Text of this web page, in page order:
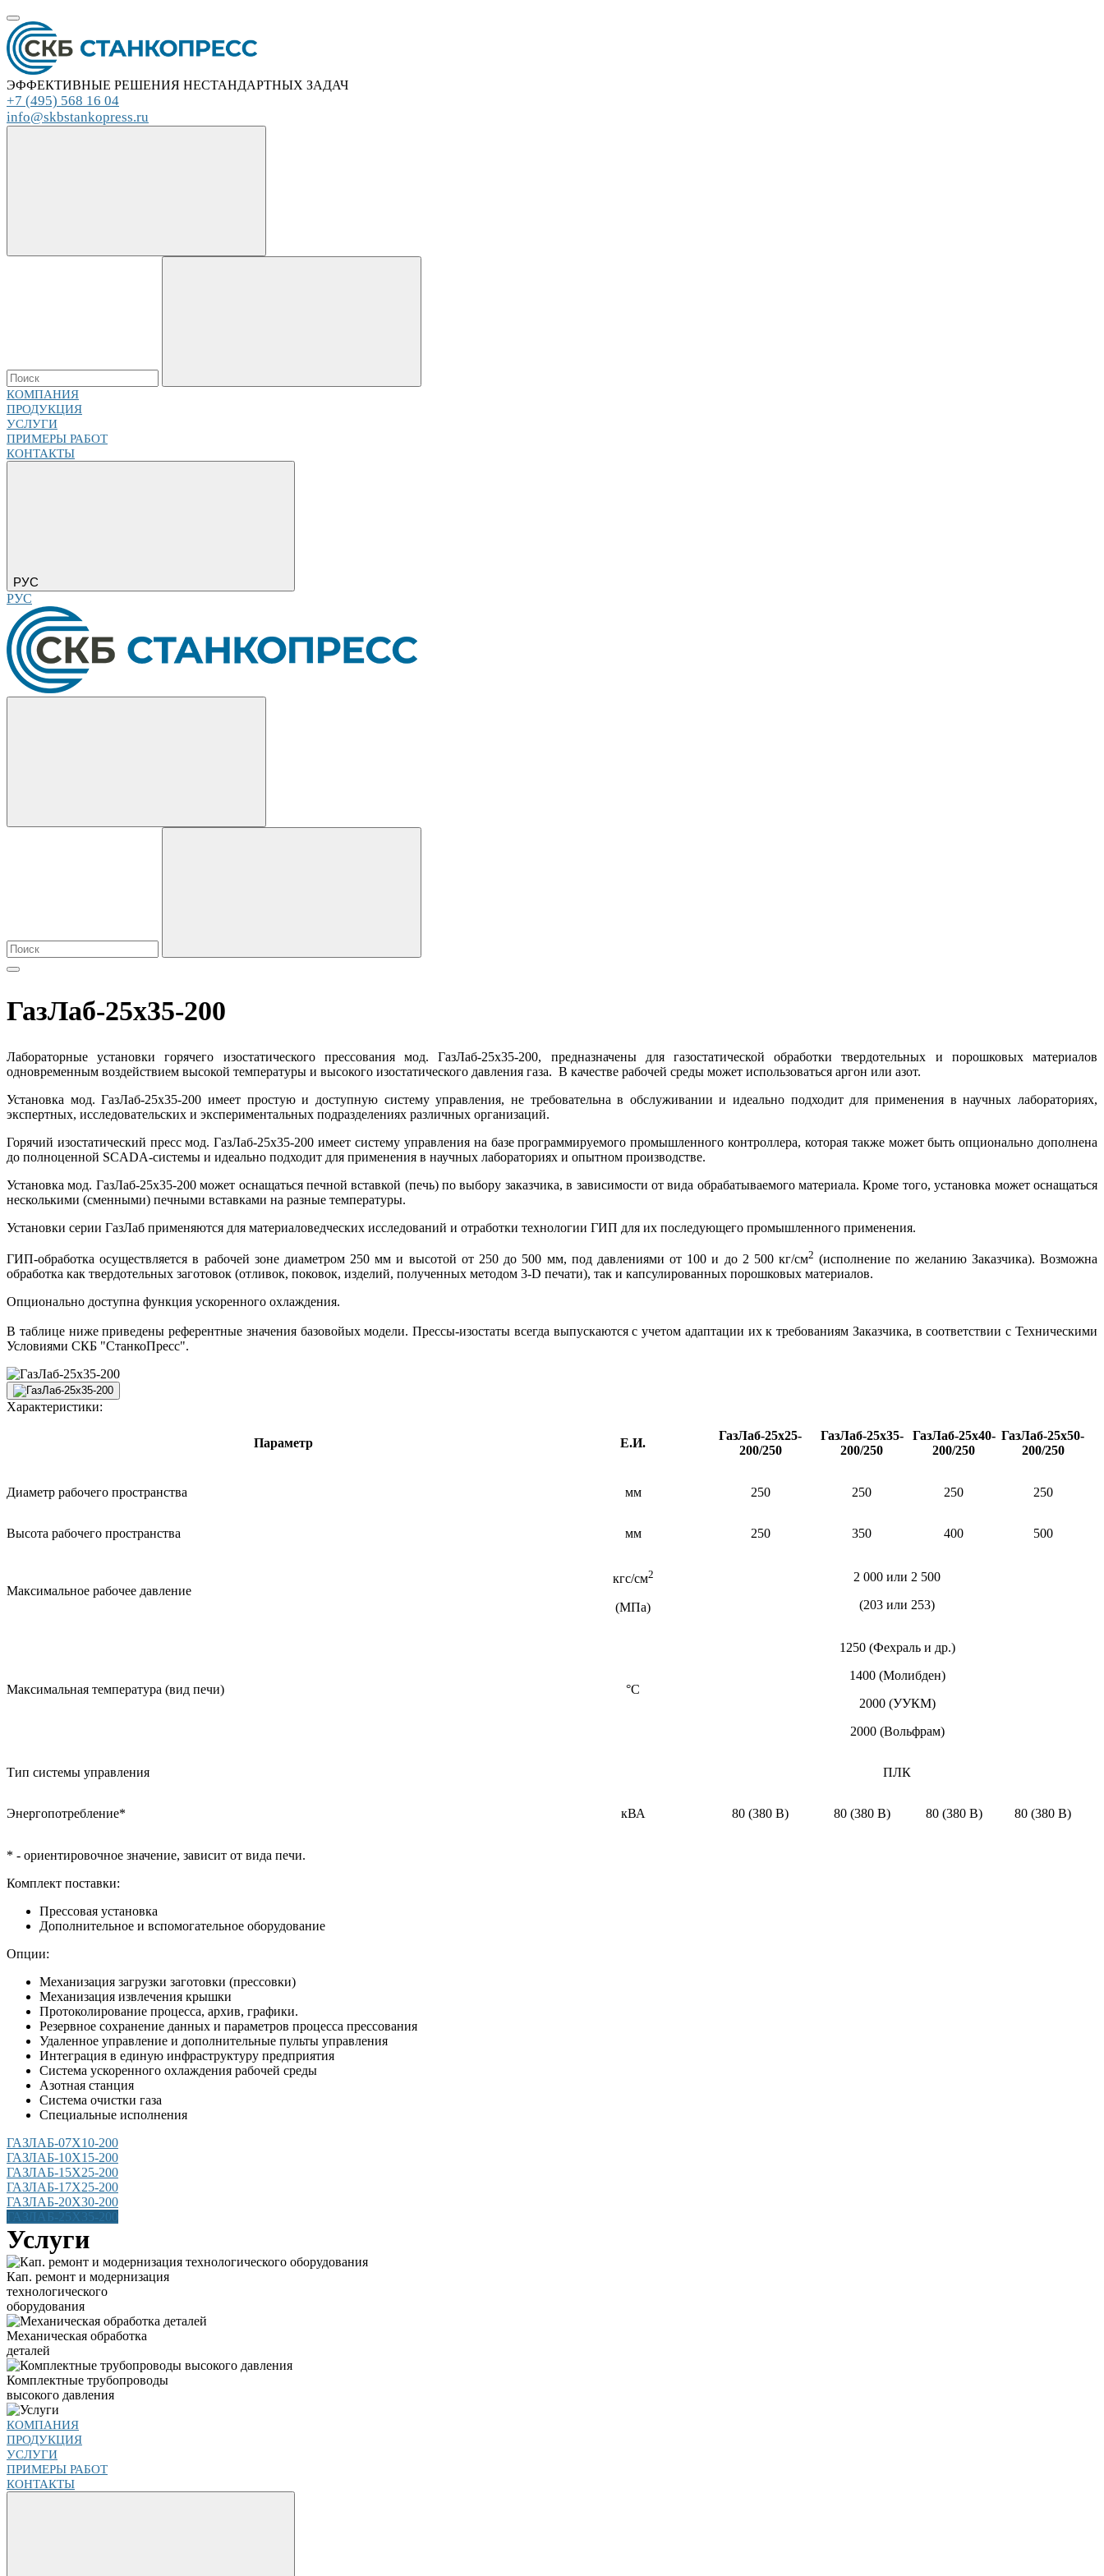
ЭФФЕКТИВНЫЕ РЕШЕНИЯ НЕСТАНДАРТНЫХ ЗАДАЧ
+7 (495) 568 16 04
info@skbstankopress.ru
КОМПАНИЯ
ПРОДУКЦИЯ
УСЛУГИ
ПРИМЕРЫ РАБОТ
КОНТАКТЫ
РУС
РУС
ГазЛаб-25х35-200
Лабораторные установки горячего изостатического прессования мод. ГазЛаб-25х35-200, предназначены для газостатической обработки твердотельных и порошковых материалов
одновременным воздействием высокой температуры и высокого изостатического давления газа. В качестве рабочей среды может использоваться аргон или азот.
Установка мод. ГазЛаб-25х35-200 имеет простую и доступную систему управления, не требовательна в обслуживании и идеально подходит для применения в научных лабораториях,
экспертных, исследовательских и экспериментальных подразделениях различных организаций.
Горячий изостатический пресс мод. ГазЛаб-25х35-200 имеет систему управления на базе программируемого промышленного контроллера, которая также может быть опционально дополнена
до полноценной SCADA-системы и идеально подходит для применения в научных лабораториях и опытном производстве.
Установка мод. ГазЛаб-25х35-200 может оснащаться печной вставкой (печь) по выбору заказчика, в зависимости от вида обрабатываемого материала. Кроме того, установка может оснащаться
несколькими (сменными) печными вставками на разные температуры.
Установки серии ГазЛаб применяются для материаловедческих исследований и отработки технологии ГИП для их последующего промышленного применения.
ГИП-обработка осуществляется в рабочей зоне диаметром 250 мм и высотой от 250 до 500 мм, под давлениями от 100 и до 2 500 кг/см2 (исполнение по желанию Заказчика). Возможна
обработка как твердотельных заготовок (отливок, поковок, изделий, полученных методом 3-D печати), так и капсулированных порошковых материалов.
Опционально доступна функция ускоренного охлаждения.
В таблице ниже приведены референтные значения базовойых модели. Прессы-изостаты всегда выпускаются с учетом адаптации их к требованиям Заказчика, в соответствии с Техническими
Условиями СКБ "СтанкоПресс".
Характеристики:
Параметр Е.И.
ГазЛаб-25х25-
200/250
ГазЛаб-25х35-
200/250
ГазЛаб-25х40-
200/250
ГазЛаб-25х50-
200/250
Диаметр рабочего пространства мм 250 250 250 250
Высота рабочего пространства мм 250 350 400 500
Максимальное рабочее давление
кгс/см2
(МПа)
2 000 или 2 500
(203 или 253)
Максимальная температура (вид печи) °С
1250 (Фехраль и др.)
1400 (Молибден)
2000 (УУКМ)
2000 (Вольфрам)
Тип системы управления ПЛК
Энергопотребление* кВА 80 (380 В) 80 (380 В) 80 (380 В) 80 (380 В)
* - ориентировочное значение, зависит от вида печи.
Комплект поставки:
Прессовая установка
Дополнительное и вспомогательное оборудование
Опции:
Механизация загрузки заготовки (прессовки)
Механизация извлечения крышки
Протоколирование процесса, архив, графики.
Резервное сохранение данных и параметров процесса прессования
Удаленное управление и дополнительные пульты управления
Интеграция в единую инфраструктуру предприятия
Система ускоренного охлаждения рабочей среды
Азотная станция
Система очистки газа
Специальные исполнения
ГАЗЛАБ-07Х10-200
ГАЗЛАБ-10Х15-200
ГАЗЛАБ-15Х25-200
ГАЗЛАБ-17Х25-200
ГАЗЛАБ-20Х30-200
ГАЗЛАБ-25Х35-200
Услуги
Кап. ремонт и модернизация
технологического
оборудования
Механическая обработка
деталей
Комплектные трубопроводы
высокого давления
КОМПАНИЯ
ПРОДУКЦИЯ
УСЛУГИ
ПРИМЕРЫ РАБОТ
КОНТАКТЫ